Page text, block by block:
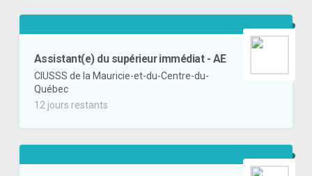
Assistant(e) du supérieur immédiat - AE
CIUSSS de la Mauricie-et-du-Centre-du-
Québec
12 jours restants